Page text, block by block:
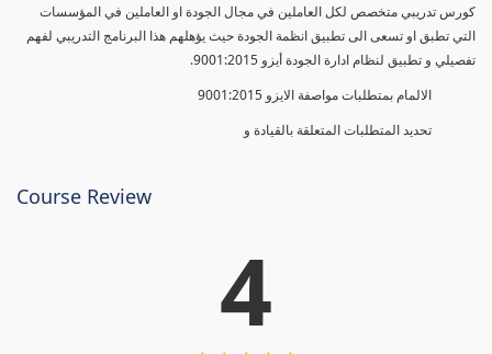
كورس تدريبي متخصص لكل العاملين في مجال الجودة او العاملين في المؤسسات
التي تطبق او تسعى الى تطبيق انظمة الجودة حيث يؤهلهم هذا البرنامج التدريبي لفهم
تفصيلي و تطبيق لنظام ادارة الجودة أيزو 9001:2015.
الالمام بمتطلبات مواصفة الايزو 9001:2015
تحديد المتطلبات المتعلقة بالقيادة و
Course Review
4